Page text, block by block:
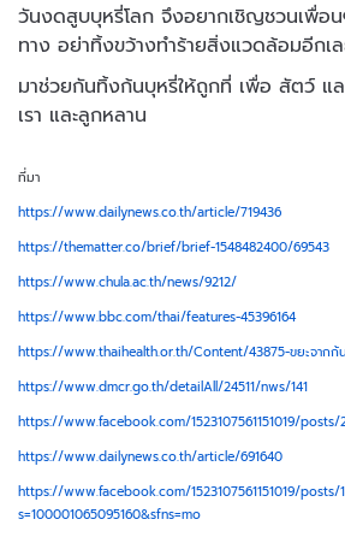
วันงดสูบบุหรี่โลก จึงอยากเชิญชวนเพื่อ
ทาง อย่าทิ้งขว้างทำร้ายสิ่งแวดล้อมอีกเ
มาช่วยกันทิ้งก้นบุหรี่ให้ถูกที่ เพื่อ สัตว์ แ
เรา และลูกหลาน
ที่มา
https://www.dailynews.co.th/article/719436
https://thematter.co/brief/brief-1548482400/69543
https://www.chula.ac.th/news/9212/
https://www.bbc.com/thai/features-45396164
https://www.thaihealth.or.th/Content/43875-ขยะจากก้
https://www.dmcr.go.th/detailAll/24511/nws/141
https://www.facebook.com/1523107561151019/posts/
https://www.dailynews.co.th/article/691640
https://www.facebook.com/1523107561151019/posts/
s=100001065095160&sfns=mo